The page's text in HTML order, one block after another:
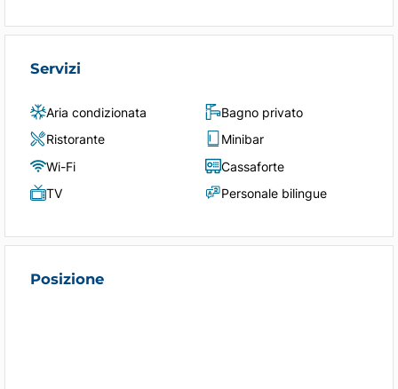
Servizi
Aria condizionata
Ristorante
Wi-Fi
TV
Bagno privato
Minibar
Cassaforte
Personale bilingue
Posizione